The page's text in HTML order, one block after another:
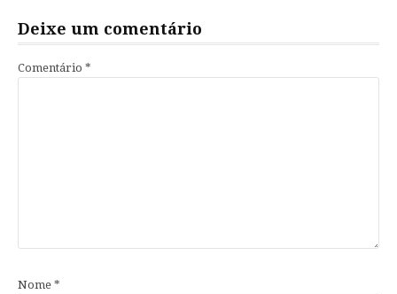
Deixe um comentário
Comentário *
Nome *